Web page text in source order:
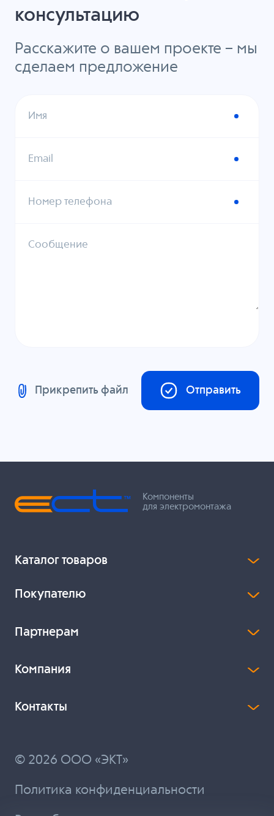
консультацию
Расскажите о вашем проекте – мы
сделаем предложение
Имя
Email
Номер телефона
Сообщение
Прикрепить файл Отправить
Компоненты
для электромонтажа
Каталог товаров
Покупателю
Партнерам
Компания
Контакты
© 2026 ООО «ЭКТ»
Политика конфиденциальности